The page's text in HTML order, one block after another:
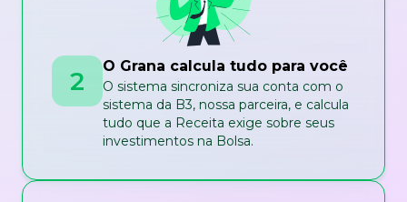
2 O Grana calcula tudo para você
O sistema sincroniza sua conta com o
sistema da B3, nossa parceira, e calcula
tudo que a Receita exige sobre seus
investimentos na Bolsa.